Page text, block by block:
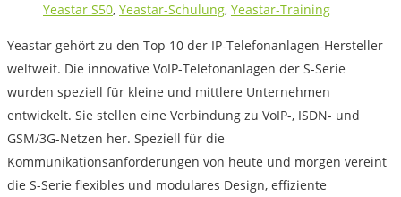
Yeastar S50, Yeastar-Schulung, Yeastar-Training
Yeastar gehört zu den Top 10 der IP-Telefonanlagen-Hersteller
weltweit. Die innovative VoIP-Telefonanlagen der S-Serie
wurden speziell für kleine und mittlere Unternehmen
entwickelt. Sie stellen eine Verbindung zu VoIP-, ISDN- und
GSM/3G-Netzen her. Speziell für die
Kommunikationsanforderungen von heute und morgen vereint
die S-Serie flexibles und modulares Design, effiziente